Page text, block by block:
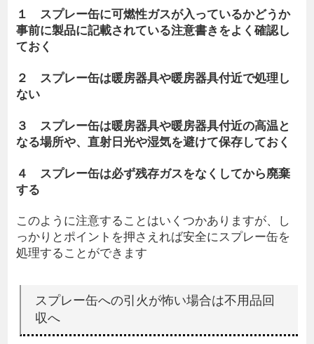
１ スプレー缶に可燃性ガスが入っているかどうか
事前に製品に記載されている注意書きをよく確認し
ておく
２ スプレー缶は暖房器具や暖房器具付近で処理し
ない
３ スプレー缶は暖房器具や暖房器具付近の高温と
なる場所や、直射日光や湿気を避けて保存しておく
４ スプレー缶は必ず残存ガスをなくしてから廃棄
する
このように注意することはいくつかありますが、し
っかりとポイントを押さえれば安全にスプレー缶を
処理することができます
スプレー缶への引火が怖い場合は不用品回
収へ